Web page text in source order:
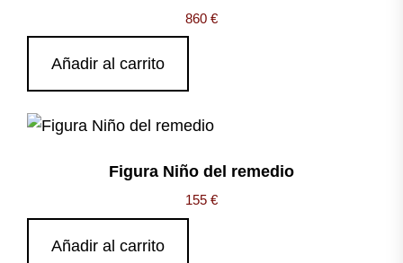
860 €
Añadir al carrito
Figura Niño del remedio
155 €
Añadir al carrito